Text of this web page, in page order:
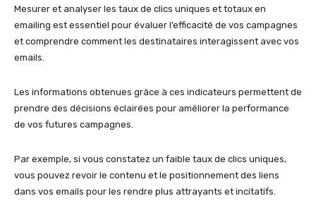
Mesurer et analyser les taux de clics uniques et totaux en
emailing est essentiel pour évaluer l’efficacité de vos campagnes
et comprendre comment les destinataires interagissent avec vos
emails.
Les informations obtenues grâce à ces indicateurs permettent de
prendre des décisions éclairées pour améliorer la performance
de vos futures campagnes.
Par exemple, si vous constatez un faible taux de clics uniques,
vous pouvez revoir le contenu et le positionnement des liens
dans vos emails pour les rendre plus attrayants et incitatifs.